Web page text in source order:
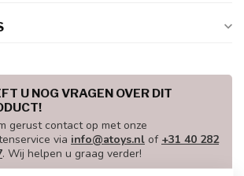
U NOG VRAGEN OVER DIT
gerust contact op met onze
via info@atoys.nl of +31 40 282
. Wij helpen u graag verder!